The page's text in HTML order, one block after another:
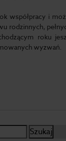
współpracy i
rodzinnych,
roku
wyzwań.